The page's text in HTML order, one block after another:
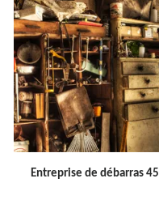
Entreprise de débarras 45